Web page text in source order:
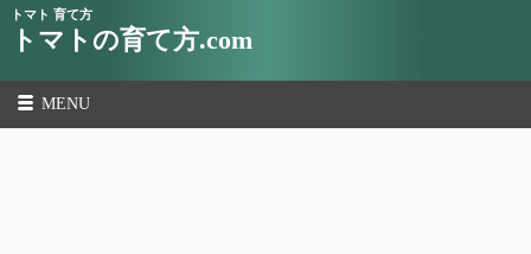
トマト 育て方
トマトの育て方.com
MENU